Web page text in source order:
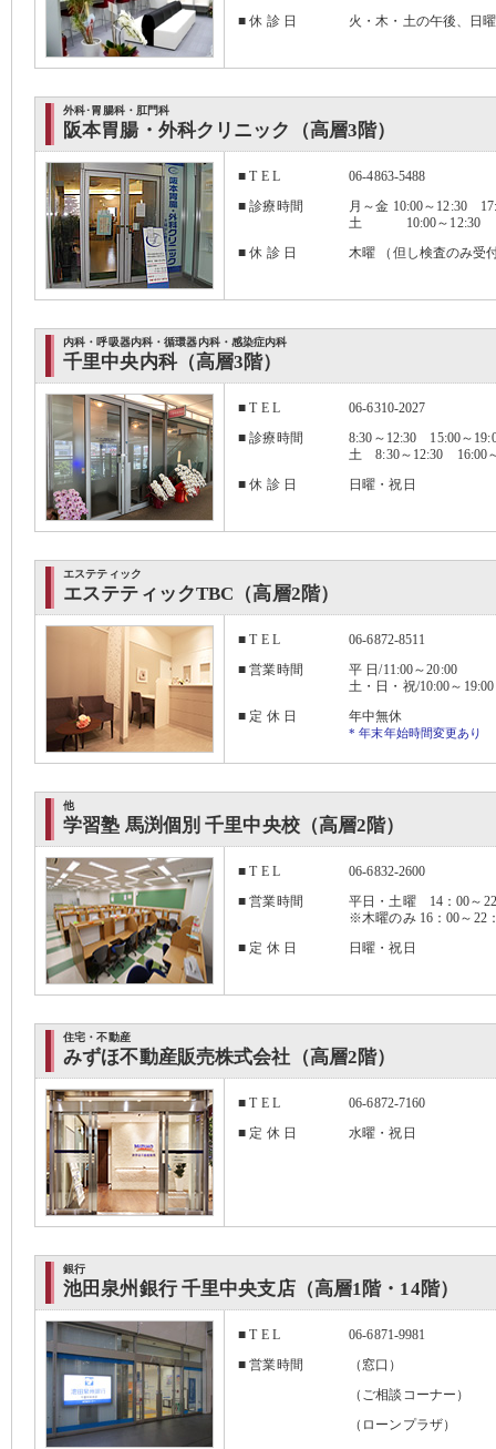
■ 休 診 日
火・木・土の午後、日
外科･胃腸科・肛門科
阪本胃腸・外科クリニック（高層3階）
■ T E L
06-4863-5488
■ 診療時間
月～金 10:00～12:30
土 10:00～12:30
■ 休 診 日
木曜 （但し検査のみ受
内科・呼吸器内科・循環器内科・感染症内科
千里中央内科（高層3階）
■ T E L
06-6310-2027
■ 診療時間
8:30～12:30 15:00～
土 8:30～12:30 16:00
■ 休 診 日
日曜・祝日
エステティック
エステティックTBC（高層2階）
■ T E L
06-6872-8511
■ 営業時間
平 日/11:00～20:00
土・日・祝/10:00～19:00
■ 定 休 日
年中無休
* 年末年始時間変更あり
他
学習塾 馬渕個別 千里中央校（高層2階）
■ T E L
06-6832-2600
■ 営業時間
平日・土曜 14：00～
※木曜のみ 16：00～22
■ 定 休 日
日曜・祝日
住宅・不動産
みずほ不動産販売株式会社（高層2階）
■ T E L
06-6872-7160
■ 定 休 日
水曜・祝日
銀行
池田泉州銀行 千里中央支店（高層1階・14階）
■ T E L
06-6871-9981
■ 営業時間
（窓口） 平
（ご相談コーナー
（ローンプラザ